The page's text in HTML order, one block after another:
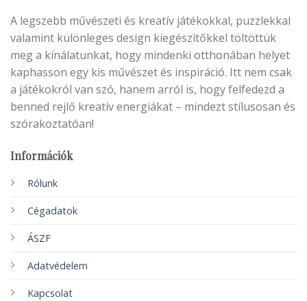
A legszebb művészeti és kreatív játékokkal, puzzlekkal
valamint különleges design kiegészítőkkel töltöttük
meg a kínálatunkat, hogy mindenki otthonában helyet
kaphasson egy kis művészet és inspiráció. Itt nem csak
a játékokról van szó, hanem arról is, hogy felfedezd a
benned rejlő kreatív energiákat – mindezt stílusosan és
szórakoztatóan!
Információk
Rólunk
Cégadatok
ÁSZF
Adatvédelem
Kapcsolat